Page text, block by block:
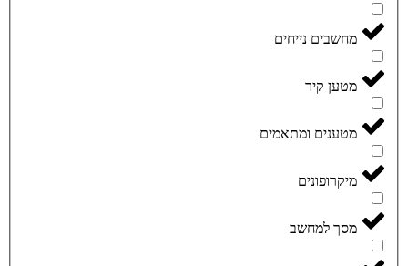
מחשבים נייחים
מטען קיר
מטענים ומתאמים
מיקרופונים
מסך למחשב